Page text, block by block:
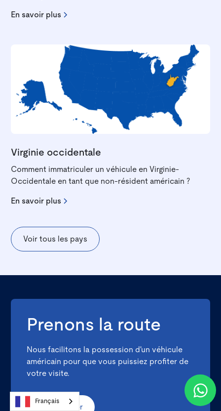
En savoir plus
Virginie occidentale
Comment immatriculer un véhicule en Virginie-
Occidentale en tant que non-résident américain ?
En savoir plus
Voir tous les pays
Prenons la route
Nous facilitons la possession d'un véhicule
américain pour que vous puissiez profiter de
votre visite.
Commencer
Français